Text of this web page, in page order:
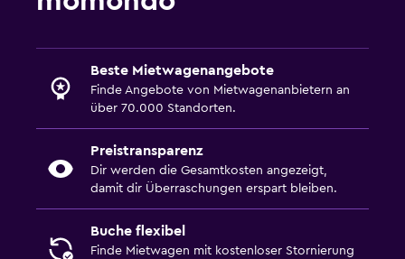
Beste Mietwagenangebote
Finde Angebote von Mietwagenanbietern an
über 70.000 Standorten.
Preistransparenz
Dir werden die Gesamtkosten angezeigt,
damit dir Überraschungen erspart bleiben.
Buche flexibel
Finde Mietwagen mit kostenloser Stornierung